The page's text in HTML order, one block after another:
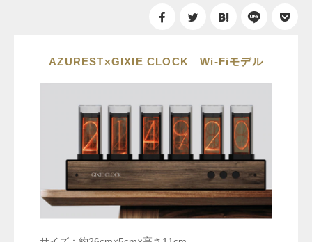
AZUREST×GIXIE CLOCK Wi-Fiモデル